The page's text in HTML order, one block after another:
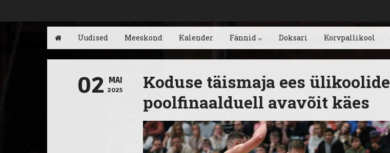
Uudised Meeskond Kalender Fännid Doksari Korvpallikool
02 MAI
2025
Koduse täismaja ees ülikoolide
poolfinaalduell avavõit käes